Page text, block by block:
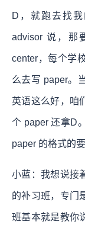
D，就跑去找我
advisor 说，那
center，每个学
么去写 paper。
英语这么好，咱
个 paper 还拿D
paper 的格式的要
小蓝：我想说接
的补习班，专门
班基本就是教你